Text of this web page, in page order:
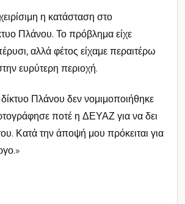
η κατάσταση στο
Πλάνου. Το πρόβλημα είχε
αλλά φέτος είχαμε περαιτέρω
ευρύτερη περιοχή.
Πλάνου δεν νομιμοποιήθηκε
ποτέ η ΔΕΥΑΖ για να δει
Κατά την άποψή μου πρόκειται για